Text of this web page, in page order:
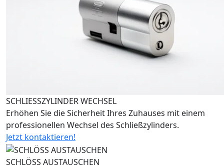
SCHLIESSZYLINDER WECHSEL
Erhöhen Sie die Sicherheit Ihres Zuhauses mit einem
professionellen Wechsel des Schließzylinders.
Jetzt kontaktieren!
SCHLÖSS AUSTAUSCHEN